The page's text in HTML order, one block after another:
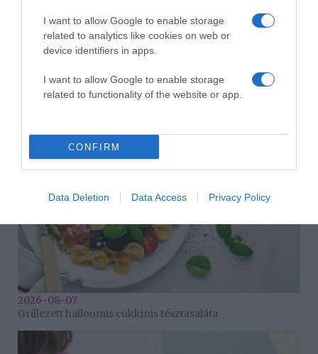
I want to allow Google to enable storage
related to analytics like cookies on web or
device identifiers in apps.
I want to allow Google to enable storage
related to functionality of the website or app.
CONFIRM
Data Deletion Data Access Privacy Policy
2026-08-07.
Túlzott félelem a közös jövőtől – hogyan kerüld el egy új
párkapcsolatban?
2026-08-07.
Grillezett halloumis cukkinis tésztasaláta